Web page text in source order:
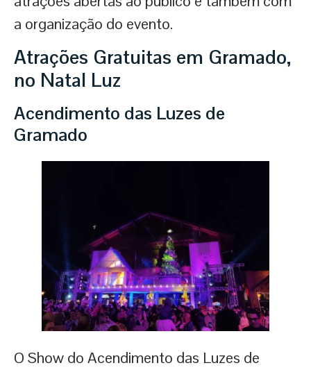
a organização do evento.
Atrações Gratuitas em Gramado,
no Natal Luz
Acendimento das Luzes de
Gramado
O Show do Acendimento das Luzes de